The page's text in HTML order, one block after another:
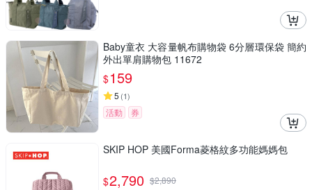
Baby童衣 大容量帆布購物袋 6分層環保袋 簡約
外出單肩購物包 11672
$159
5 (1)
活動 券
SKIP HOP 美國Forma菱格紋多功能媽媽包
$2,790 $2,890